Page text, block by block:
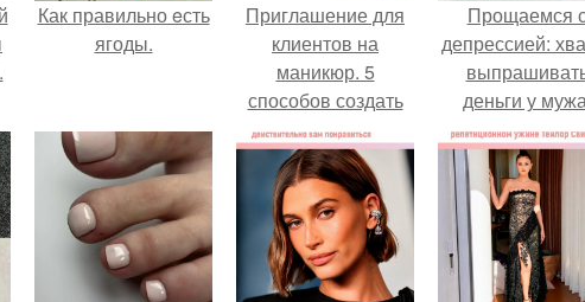
Как правильно eсть
ягоды.
Приглашение для
клиентов на
маникюр. 5
способов создать
уникальное
торговое
предложение и
оставить
конкурентов далеко
позади.
Прощаемся
депрессией:
деньги у